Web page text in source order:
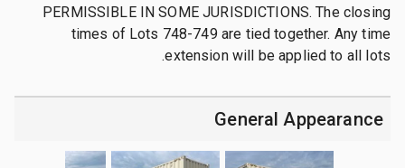
PERMISSIBLE IN SOME JURISDICTIONS. The closing
times of Lots 748-749 are tied together. Any time
extension will be applied to all lots.
General Appearance